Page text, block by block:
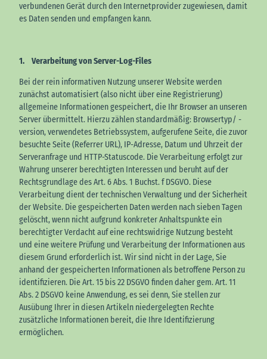
verbundenen Gerät durch den Internetprovider zugewiesen, damit
es Daten senden und empfangen kann.
1. Verarbeitung von Server-Log-Files
Bei der rein informativen Nutzung unserer Website werden
zunächst automatisiert (also nicht über eine Registrierung)
allgemeine Informationen gespeichert, die Ihr Browser an unseren
Server übermittelt. Hierzu zählen standardmäßig: Browsertyp/ -
version, verwendetes Betriebssystem, aufgerufene Seite, die zuvor
besuchte Seite (Referrer URL), IP-Adresse, Datum und Uhrzeit der
Serveranfrage und HTTP-Statuscode. Die Verarbeitung erfolgt zur
Wahrung unserer berechtigten Interessen und beruht auf der
Rechtsgrundlage des Art. 6 Abs. 1 Buchst. f DSGVO. Diese
Verarbeitung dient der technischen Verwaltung und der Sicherheit
der Website. Die gespeicherten Daten werden nach sieben Tagen
gelöscht, wenn nicht aufgrund konkreter Anhaltspunkte ein
berechtigter Verdacht auf eine rechtswidrige Nutzung besteht
und eine weitere Prüfung und Verarbeitung der Informationen aus
diesem Grund erforderlich ist. Wir sind nicht in der Lage, Sie
anhand der gespeicherten Informationen als betroffene Person zu
identifizieren. Die Art. 15 bis 22 DSGVO finden daher gem. Art. 11
Abs. 2 DSGVO keine Anwendung, es sei denn, Sie stellen zur
Ausübung Ihrer in diesen Artikeln niedergelegten Rechte
zusätzliche Informationen bereit, die Ihre Identifizierung
ermöglichen.